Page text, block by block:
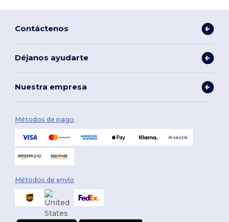
Contáctenos
Déjanos ayudarte
Nuestra empresa
Métodos de pago
Métodos de envío